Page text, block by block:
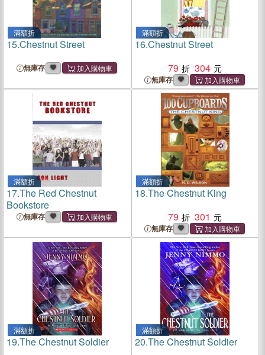
滿額折
15.Chestnut Street
無庫存
滿額折
16.Chestnut Street
79
304
無庫存
滿額折
17.The Red Chestnut
Bookstore
無庫存
滿額折
18.The Chestnut King
79
301
無庫存
滿額折
19.The Chestnut Soldier
滿額折
20.The Chestnut Soldier